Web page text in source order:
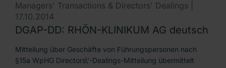
Managers' Transactions & Directors' Dealings |
17.10.2014
DGAP-DD: RHÖN-KLINIKUM AG deutsch
Mitteilung über Geschäfte von Führungspersonen nach
§15a WpHG Directors\'-Dealings-Mitteilung übermittelt